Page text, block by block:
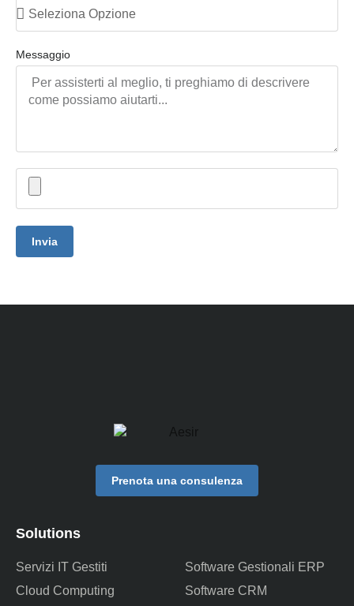
Messaggio
Invia
Solutions
Servizi IT Gestiti
Cloud Computing
Software Gestionali ERP
Software CRM
Prenota una consulenza